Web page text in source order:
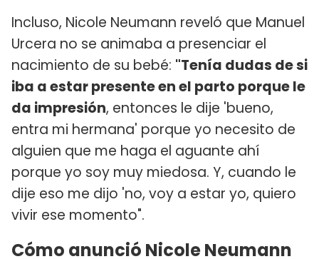
Incluso, Nicole Neumann reveló que Manuel
Urcera no se animaba a presenciar el
nacimiento de su bebé: "Tenía dudas de si
iba a estar presente en el parto porque le
da impresión, entonces le dije 'bueno,
entra mi hermana' porque yo necesito de
alguien que me haga el aguante ahí
porque yo soy muy miedosa. Y, cuando le
dije eso me dijo 'no, voy a estar yo, quiero
vivir ese momento".
Cómo anunció Nicole Neumann